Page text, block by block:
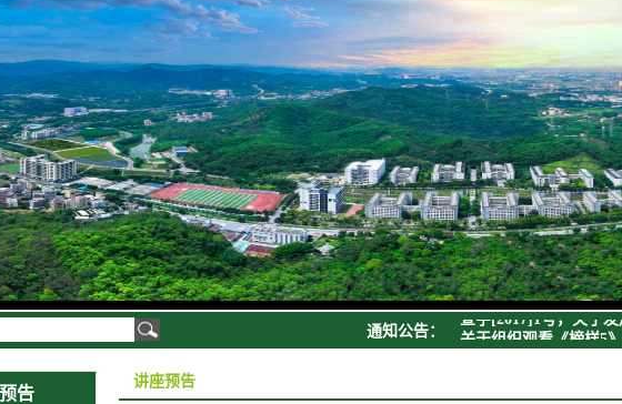
通知公告：
宣字[2017]1号，关于
关于组织观看《榜样5
宣字【2017】9号：关
告
讲座预告